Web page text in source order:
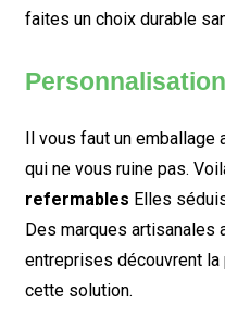
faites un choix durable
Il vous faut un emballage
qui ne vous ruine pas.
refermables Elles
Des marques artisanales
entreprises découvrent
cette solution.